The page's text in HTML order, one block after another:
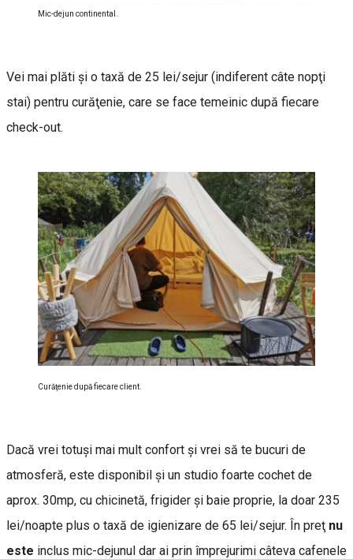
Mic-dejun continental.
Vei mai plăti şi o taxă de 25 lei/sejur (indiferent câte nopţi
stai) pentru curăţenie, care se face temeinic după fiecare
check-out.
Curăţenie după fiecare client.
Dacă vrei totuşi mai mult confort şi vrei să te bucuri de
atmosferă, este disponibil şi un studio foarte cochet de
aprox. 30mp, cu chicinetă, frigider şi baie proprie, la doar 235
lei/noapte plus o taxă de igienizare de 65 lei/sejur. În preţ nu
este inclus mic-dejunul dar ai prin împrejurimi câteva cafenele